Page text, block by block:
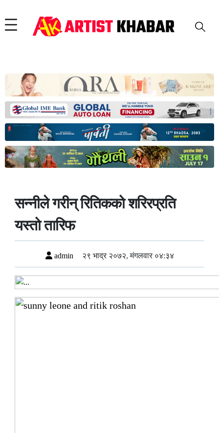
सन्नीले गरीन् रितिकको शरिरप्रति
यस्तो तारिफ
admin २९ भाद्र २०७२, मंगलवार ०४:३४